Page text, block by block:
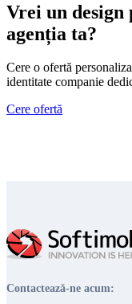
Vrei un design
agenția ta?
Cere o ofertă
identitate companie
Cere ofertă
Contactează-ne acum: